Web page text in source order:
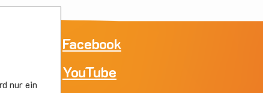
Facebook
YouTube
nur ein